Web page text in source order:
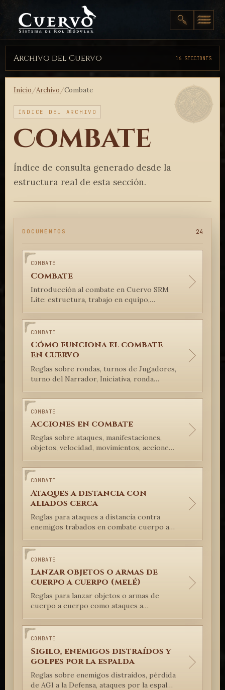
Archivo del Cuervo 16 SECCIONES
Inicio/Archivo/Combate
ÍNDICE DEL ARCHIVO
Combate
Índice de consulta generado desde la
estructura real de esta sección.
DOCUMENTOS 24
COMBATE
Combate
Introducción al combate en Cuervo SRM
Lite: estructura, trabajo en equipo,
función narrativa de los encuentros.
COMBATE
Cómo funciona el combate
en Cuervo
Reglas sobre rondas, turnos de Jugadores,
turno del Narrador, Iniciativa, ronda
de Cuervo SRM Lite.
COMBATE
Acciones en combate
Reglas sobre ataques, manifestaciones,
objetos, velocidad, movimientos, acciones
gratuitas, acciones preparadas y
Reacciones en combate.
COMBATE
Ataques a distancia con
aliados cerca
Reglas para ataques a distancia contra
enemigos trabados en combate cuerpo a
COMBATE
Lanzar objetos o armas de
cuerpo a cuerpo (melé)
Reglas para lanzar objetos o armas de
cuerpo a cuerpo como ataques a
COMBATE
Sigilo, enemigos distraídos y
golpes por la espalda
Reglas sobre enemigos distraídos, pérdida
de AGI a la Defensa, ataques por la espalda